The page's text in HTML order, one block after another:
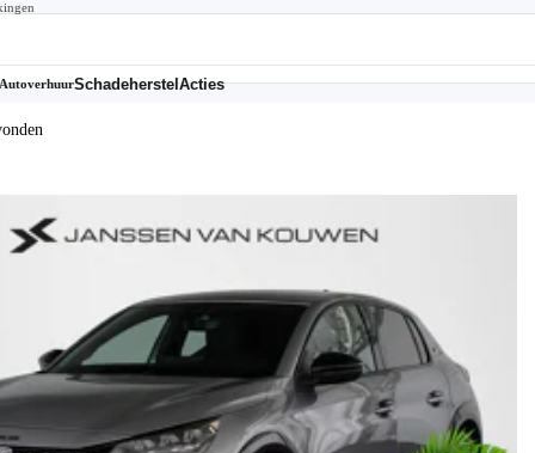
AutoverhuurSchadeherstelActies